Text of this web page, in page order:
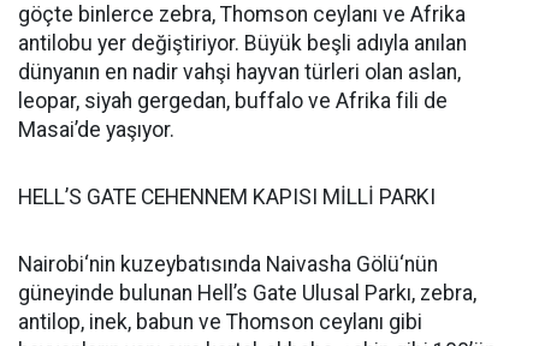
göçte binlerce zebra, Thomson ceylanı ve Afrika
antilobu yer değiştiriyor. Büyük beşli adıyla anılan
dünyanın en nadir vahşi hayvan türleri olan aslan,
leopar, siyah gergedan, buffalo ve Afrika fili de
Masai’de yaşıyor.
HELL’S GATE CEHENNEM KAPISI MİLLİ PARKI
Nairobi‘nin kuzeybatısında Naivasha Gölü‘nün
güneyinde bulunan Hell’s Gate Ulusal Parkı, zebra,
antilop, inek, babun ve Thomson ceylanı gibi